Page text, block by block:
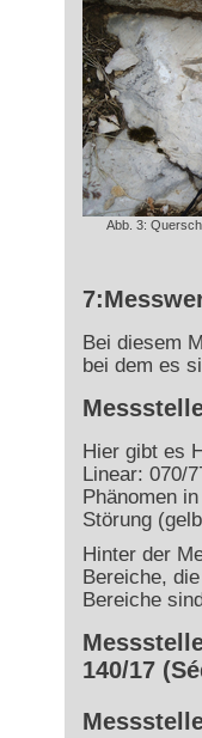
Abb. 3:
Bei diesem
bei dem es
Hier gibt es
Linear: 070/
Phänomen
Störung
Hinter der
Bereiche,
Bereiche
140/17